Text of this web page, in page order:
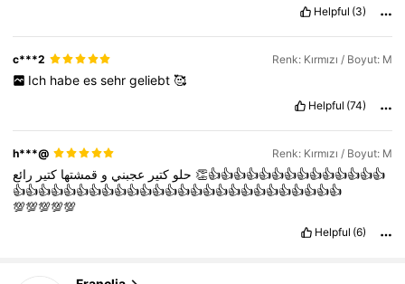
Helpful (3)
c***2 Renk: Kırmızı / Boyut: M
Ich habe es sehr geliebt 🥰
Helpful (74)
h***@ Renk: Kırmızı / Boyut: M
حلو كتير عجبني و قمشتها كتير رائع👏👍👍👍👍👍👍👍👍👍👍👍👍👍👍
👍👍👍👍👍👍👍👍👍👍👍👍👍👍👍👍👍👍👍👍👍👍👍👍👍👍
💯💯💯💯💯
Helpful (6)